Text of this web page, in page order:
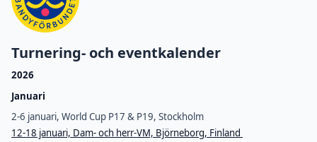
Turnering- och eventkalender
2026
Januari
2-6 januari, World Cup P17 & P19, Stockholm
12-18 januari, Dam- och herr-VM, Björneborg, Finland